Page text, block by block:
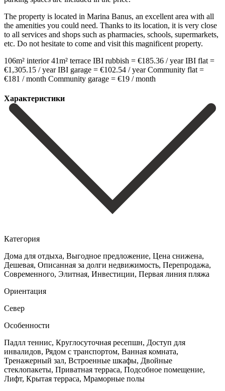
The property is located in Marina Banus, an excellent area with all
the amenities you could need. Thanks to its location, it is very close
to all services and shops such as pharmacies, schools, supermarkets,
etc. Do not hesitate to come and visit this ‌magnificent ‌property.
106m² ‌interior 41m² ‌terrace IBI rubbish ‌= €185.36 ‌/ year IBI flat =
€1,305.15 / year IBI garage ‌= €102.54 ‌/ year Community ‌flat =
€181 ‌/ ‌month Community ‌garage ‌= ‌€19 ‌/ ‌month
Характеристики
Категория
Дома для отдыха, Выгодное предложение, Цена снижена,
Дешевая, Описанная за долги недвижимость, Перепродажа,
Cовременного, Элитная, Инвестиции, Первая линия пляжа
Ориентация
Север
Особенности
Падлл теннис, Круглосуточная ресепшн, Доступ для
инвалидов, Рядом с транспортом, Ванная комната,
Тренажерный зал, Встроенные шкафы, Двойные
стеклопакеты, Приватная терраса, Подсобное помещение,
Лифт, Крытая терраса, Мраморные полы